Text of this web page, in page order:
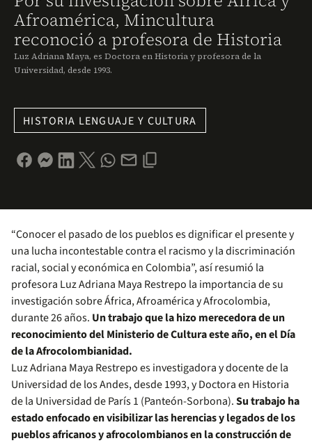
Afroamérica, Mincultura
reconoció a profesora de Historia
Luz Adriana Maya, es Doctora en Historia y profesora de la
Universidad, desde 1993.
HISTORIA LENGUAJE Y CULTURA
“Conocer el pasado de los pueblos es dignificar el presente y
una lucha incontestable contra el racismo y la discriminación
racial, social y económica en Colombia”, así resumió la
profesora Luz Adriana Maya Restrepo la importancia de su
investigación sobre África, Afroamérica y Afrocolombia,
durante 26 años. Un trabajo que la hizo merecedora de un
reconocimiento del Ministerio de Cultura este año, en el Día
de la Afrocolombianidad.
Luz Adriana Maya Restrepo es investigadora y docente de la
Universidad de los Andes, desde 1993, y Doctora en Historia
de la Universidad de París 1 (Panteón-Sorbona).Su trabajo ha
estado enfocado en visibilizar las herencias y legados de los
pueblos africanos y afrocolombianos en la construcción de